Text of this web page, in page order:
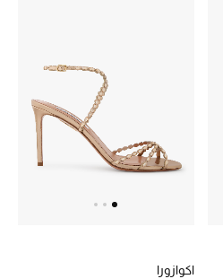
اكوازورا